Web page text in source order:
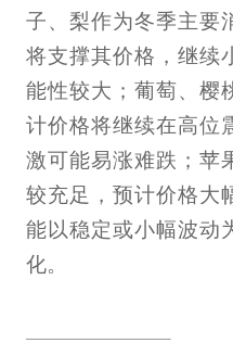
子、梨作为冬季主要
将支撑其价格，继续
能性较大；葡萄、樱
计价格将继续在高位
激可能易涨难跌；苹
较充足，预计价格大
能以稳定或小幅波动
化。